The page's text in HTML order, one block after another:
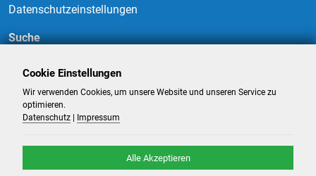
Datenschutzeinstellungen
Suche
Suchen
Cookie Einstellungen
Wir verwenden Cookies, um unsere Website und unseren Service zu
optimieren.
Datenschutz
Impressum
Alle Akzeptieren